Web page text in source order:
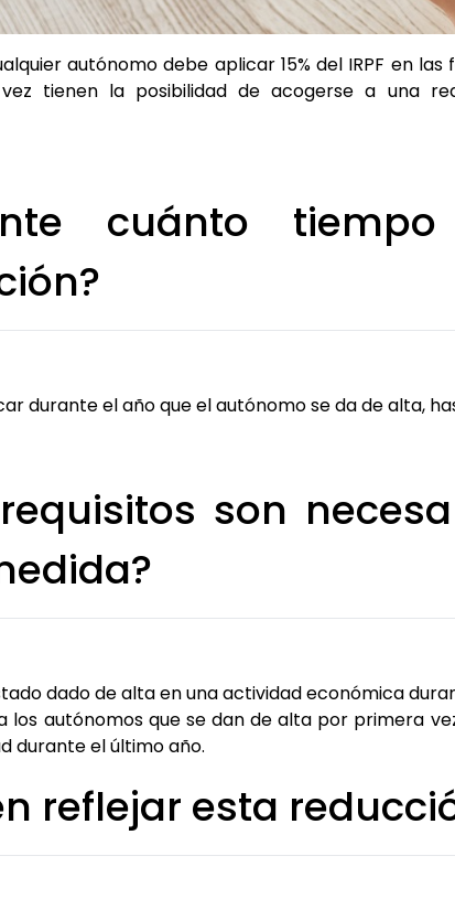
autónomo debe aplicar 15% del IRPF en
tienen la posibilidad de acogerse a una
cuánto
durante el año que el autónomo se da de alta,
son
dado de alta en una actividad económica
los autónomos que se dan de alta por primera
durante el último año.
reflejar esta